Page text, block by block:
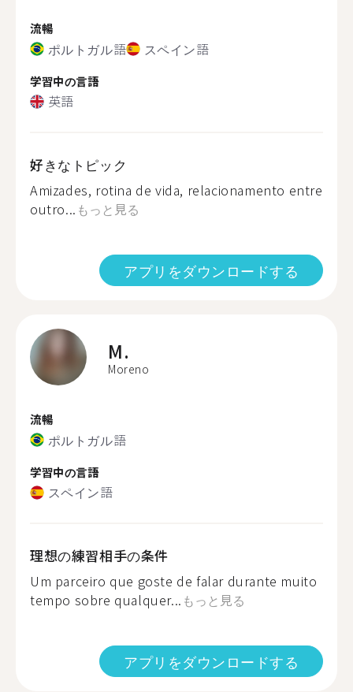
流暢
ポルトガル語 スペイン語
学習中の言語
英語
好きなトピック
Amizades, rotina de vida, relacionamento entre
outro... もっと見る
アプリをダウンロードする
M.
Moreno
流暢
ポルトガル語
学習中の言語
スペイン語
理想の練習相手の条件
Um parceiro que goste de falar durante muito
tempo sobre qualquer... もっと見る
アプリをダウンロードする